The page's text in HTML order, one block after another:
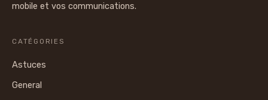
mobile et vos communications.
CATÉGORIES
Astuces
General